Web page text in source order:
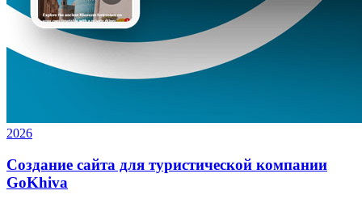
2026
Создание сайта для туристической компании
GoKhiva